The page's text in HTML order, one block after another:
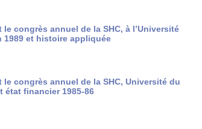
congrès annuel de la SHC, à l’Université
1989 et histoire appliquée
congrès annuel de la SHC, Université du
état financier 1985-86